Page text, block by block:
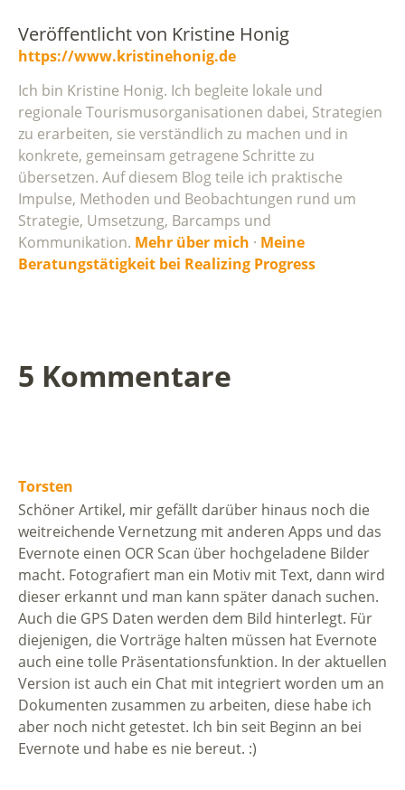
Veröffentlicht von Kristine Honig
https://www.kristinehonig.de
Ich bin Kristine Honig. Ich begleite lokale und
regionale Tourismusorganisationen dabei, Strategien
zu erarbeiten, sie verständlich zu machen und in
konkrete, gemeinsam getragene Schritte zu
übersetzen. Auf diesem Blog teile ich praktische
Impulse, Methoden und Beobachtungen rund um
Strategie, Umsetzung, Barcamps und
Kommunikation. Mehr über mich · Meine
Beratungstätigkeit bei Realizing Progress
5 Kommentare
Torsten
Schöner Artikel, mir gefällt darüber hinaus noch die
weitreichende Vernetzung mit anderen Apps und das
Evernote einen OCR Scan über hochgeladene Bilder
macht. Fotografiert man ein Motiv mit Text, dann wird
dieser erkannt und man kann später danach suchen.
Auch die GPS Daten werden dem Bild hinterlegt. Für
diejenigen, die Vorträge halten müssen hat Evernote
auch eine tolle Präsentationsfunktion. In der aktuellen
Version ist auch ein Chat mit integriert worden um an
Dokumenten zusammen zu arbeiten, diese habe ich
aber noch nicht getestet. Ich bin seit Beginn an bei
Evernote und habe es nie bereut. :)